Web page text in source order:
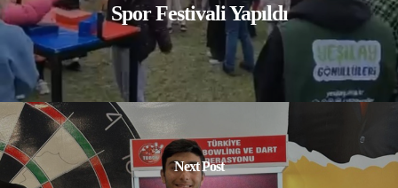
Spor Festivali Yapıldı
Next Post